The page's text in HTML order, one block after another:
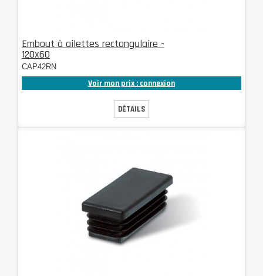
Embout à ailettes rectangulaire -
120x60
CAP42RN
Voir mon prix : connexion
DÉTAILS